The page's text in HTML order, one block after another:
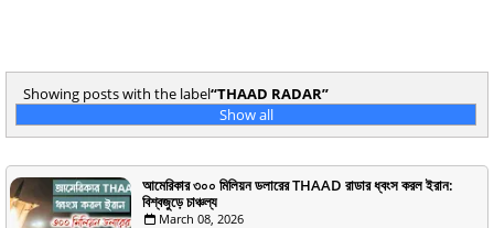
Showing posts with the label THAAD RADAR
Show all
আমেরিকার ৩০০ মিলিয়ন ডলারের THAAD রাডার ধ্বংস করল ইরান:
বিশ্বজুড়ে চাঞ্চল্য
March 08, 2026